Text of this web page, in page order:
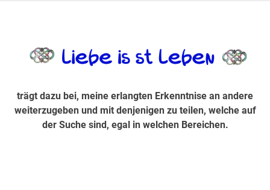
Suche sind, egal in welchen Bereichen.
trägt dazu bei, meine erlangten Erkenntnise an andere
weiterzugeben und mit denjenigen zu teilen, welche auf
der Suche sind, egal in welchen Bereichen.